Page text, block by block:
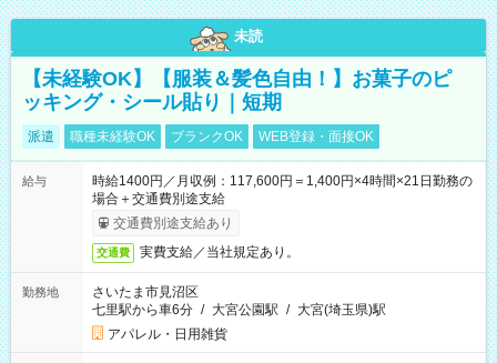
未読
【未経験OK】【服装＆髪色自由！】お菓子のピ
ッキング・シール貼り｜短期
派遣 職種未経験OK ブランクOK WEB登録・面接OK
給与
時給1400円／月収例：117,600円＝1,400円×4時間×21日勤務の
場合＋交通費別途支給
交通費別途支給あり
交通費 実費支給／当社規定あり。
勤務地
さいたま市見沼区
七里駅から車6分 / 大宮公園駅 / 大宮(埼玉県)駅
アパレル・日用雑貨